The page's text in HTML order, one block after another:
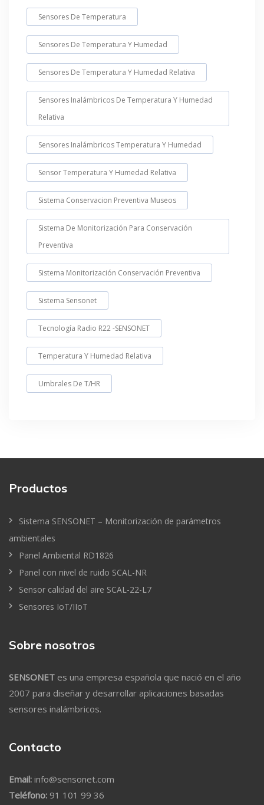
Sensores De Temperatura
Sensores De Temperatura Y Humedad
Sensores De Temperatura Y Humedad Relativa
Sensores Inalámbricos De Temperatura Y Humedad
Relativa
Sensores Inalámbricos Temperatura Y Humedad
Sensor Temperatura Y Humedad Relativa
Sistema Conservacion Preventiva Museos
Sistema De Monitorización Para Conservación
Preventiva
Sistema Monitorización Conservación Preventiva
Sistema Sensonet
Tecnología Radio R22 -SENSONET
Temperatura Y Humedad Relativa
Umbrales De T/HR
Productos
Sistema SENSONET – Monitorización de parámetros
ambientales
Panel Ambiental RD1826
Panel con nivel de ruido SCAL-NR
Sensor calidad del aire SCAL-22-L7
Sensores IoT/IIoT
Sobre nosotros
SENSONET es una empresa española que nació en el año
2007 para diseñar y desarrollar aplicaciones basadas
sensores inalámbricos.
Contacto
Email: info@sensonet.com
Teléfono: 91 101 99 36